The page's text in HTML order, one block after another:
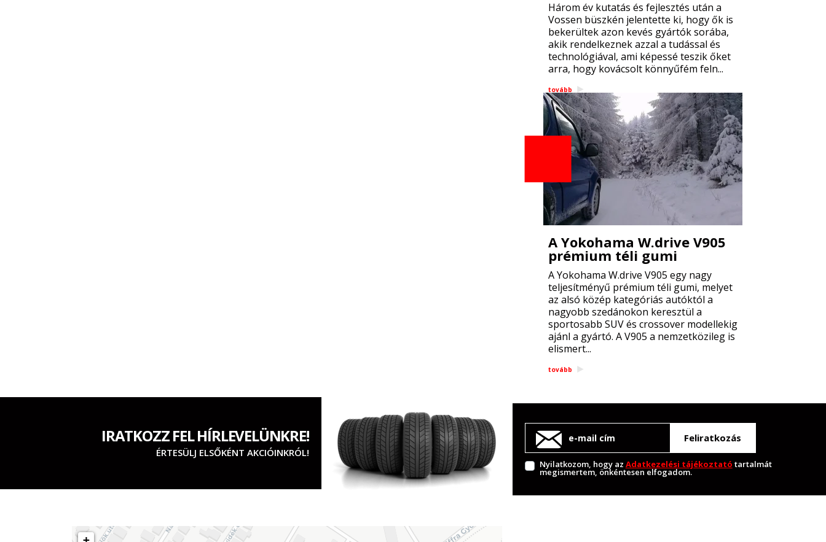
Három év kutatás és fejlesztés után a
Vossen büszkén jelentette ki, hogy ők is
bekerültek azon kevés gyártók sorába,
akik rendelkeznek azzal a tudással és
technológiával, ami képessé teszik őket
arra, hogy kovácsolt könnyűfém feln...
tovább
A Yokohama W.drive V905
prémium téli gumi
A Yokohama W.drive V905 egy nagy
teljesítményű prémium téli gumi, melyet
az alsó közép kategóriás autóktól a
nagyobb szedánokon keresztül a
sportosabb SUV és crossover modellekig
ajánl a gyártó. A V905 a nemzetközileg is
elismert...
tovább
IRATKOZZ FEL HÍRLEVELÜNKRE!
ÉRTESÜLJ ELSŐKÉNT AKCIÓINKRÓL!
Feliratkozás
Nyilatkozom, hogy az Adatkezelési tájékoztató tartalmát
megismertem, önkéntesen elfogadom.